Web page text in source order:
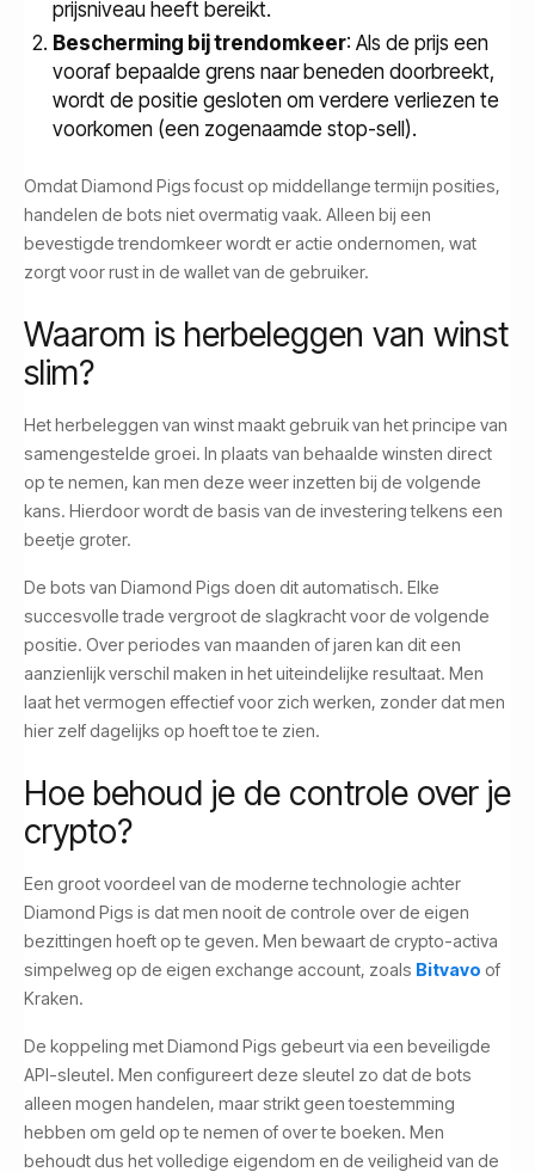
prijsniveau heeft bereikt.
Bescherming bij trendomkeer: Als de prijs een
vooraf bepaalde grens naar beneden doorbreekt,
wordt de positie gesloten om verdere verliezen te
voorkomen (een zogenaamde stop-sell).
Omdat Diamond Pigs focust op middellange termijn posities,
handelen de bots niet overmatig vaak. Alleen bij een
bevestigde trendomkeer wordt er actie ondernomen, wat
zorgt voor rust in de wallet van de gebruiker.
Waarom is herbeleggen van winst
slim?
Het herbeleggen van winst maakt gebruik van het principe van
samengestelde groei. In plaats van behaalde winsten direct
op te nemen, kan men deze weer inzetten bij de volgende
kans. Hierdoor wordt de basis van de investering telkens een
beetje groter.
De bots van Diamond Pigs doen dit automatisch. Elke
succesvolle trade vergroot de slagkracht voor de volgende
positie. Over periodes van maanden of jaren kan dit een
aanzienlijk verschil maken in het uiteindelijke resultaat. Men
laat het vermogen effectief voor zich werken, zonder dat men
hier zelf dagelijks op hoeft toe te zien.
Hoe behoud je de controle over je
crypto?
Een groot voordeel van de moderne technologie achter
Diamond Pigs is dat men nooit de controle over de eigen
bezittingen hoeft op te geven. Men bewaart de crypto-activa
simpelweg op de eigen exchange account, zoals Bitvavo of
Kraken.
De koppeling met Diamond Pigs gebeurt via een beveiligde
API-sleutel. Men configureert deze sleutel zo dat de bots
alleen mogen handelen, maar strikt geen toestemming
hebben om geld op te nemen of over te boeken. Men
behoudt dus het volledige eigendom en de veiligheid van de